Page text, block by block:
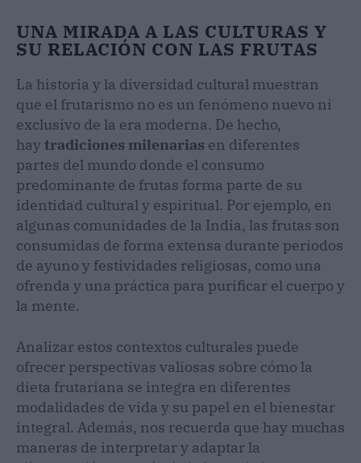
UNA MIRADA A LAS CULTURAS Y
SU RELACIÓN CON LAS FRUTAS
La historia y la diversidad cultural muestran
que el frutarismo no es un fenómeno nuevo ni
exclusivo de la era moderna. De hecho,
haytradiciones milenarias en diferentes
partes del mundo donde el consumo
predominante de frutas forma parte de su
identidad cultural y espiritual. Por ejemplo, en
algunas comunidades de la India, las frutas son
consumidas de forma extensa durante periodos
de ayuno y festividades religiosas, como una
ofrenda y una práctica para purificar el cuerpo y
la mente.
Analizar estos contextos culturales puede
ofrecer perspectivas valiosas sobre cómo la
dieta frutariana se integra en diferentes
modalidades de vida y su papel en el bienestar
integral. Además, nos recuerda que hay muchas
maneras de interpretar y adaptar la